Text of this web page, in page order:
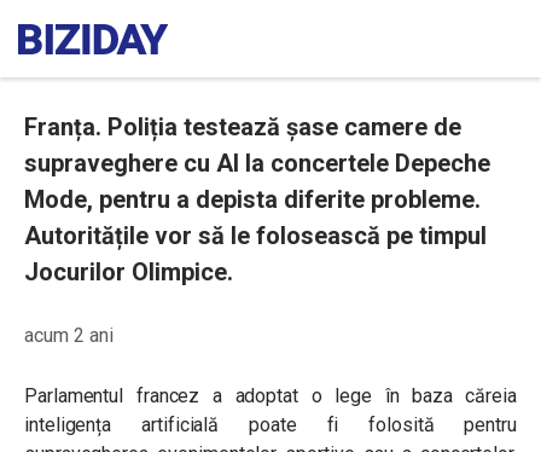
Franța. Poliția testează șase camere de
supraveghere cu AI la concertele Depeche
Mode, pentru a depista diferite probleme.
Autoritățile vor să le folosească pe timpul
Jocurilor Olimpice.
acum 2 ani
Parlamentul francez a adoptat o lege în baza căreia
inteligența artificială poate fi folosită pentru